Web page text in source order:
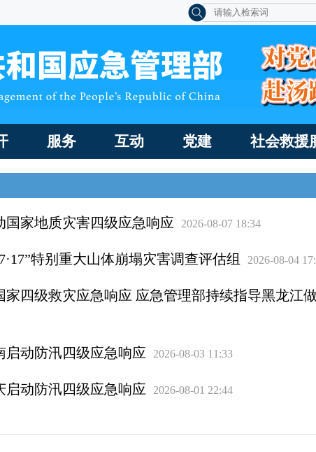
服务 互动 党建 社会救援
家地质灾害四级应急响应 2026-08-07 18:34
特别重大山体崩塌灾害调查评估组 2026-08-04
家四级救灾应急响应 应急管理部持续指导黑龙江
启动防汛四级应急响应 2026-08-03 11:33
启动防汛四级应急响应 2026-08-01 22:44